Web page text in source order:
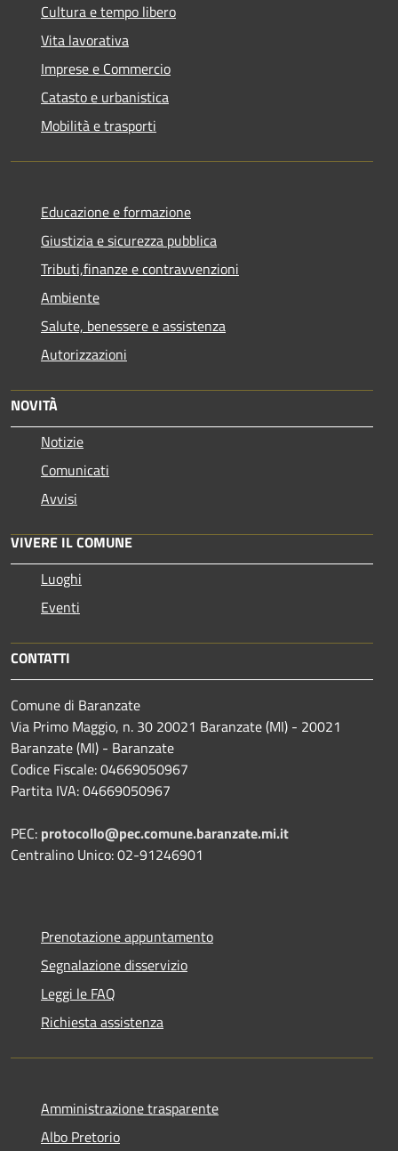
Cultura e tempo libero
Vita lavorativa
Imprese e Commercio
Catasto e urbanistica
Mobilità e trasporti
Educazione e formazione
Giustizia e sicurezza pubblica
Tributi,finanze e contravvenzioni
Ambiente
Salute, benessere e assistenza
Autorizzazioni
NOVITÀ
Notizie
Comunicati
Avvisi
VIVERE IL COMUNE
Luoghi
Eventi
CONTATTI
Comune di Baranzate
Via Primo Maggio, n. 30 20021 Baranzate (MI) - 20021
Baranzate (MI) - Baranzate
Codice Fiscale: 04669050967
Partita IVA: 04669050967
PEC: protocollo@pec.comune.baranzate.mi.it
Centralino Unico: 02-91246901
Prenotazione appuntamento
Segnalazione disservizio
Leggi le FAQ
Richiesta assistenza
Amministrazione trasparente
Albo Pretorio